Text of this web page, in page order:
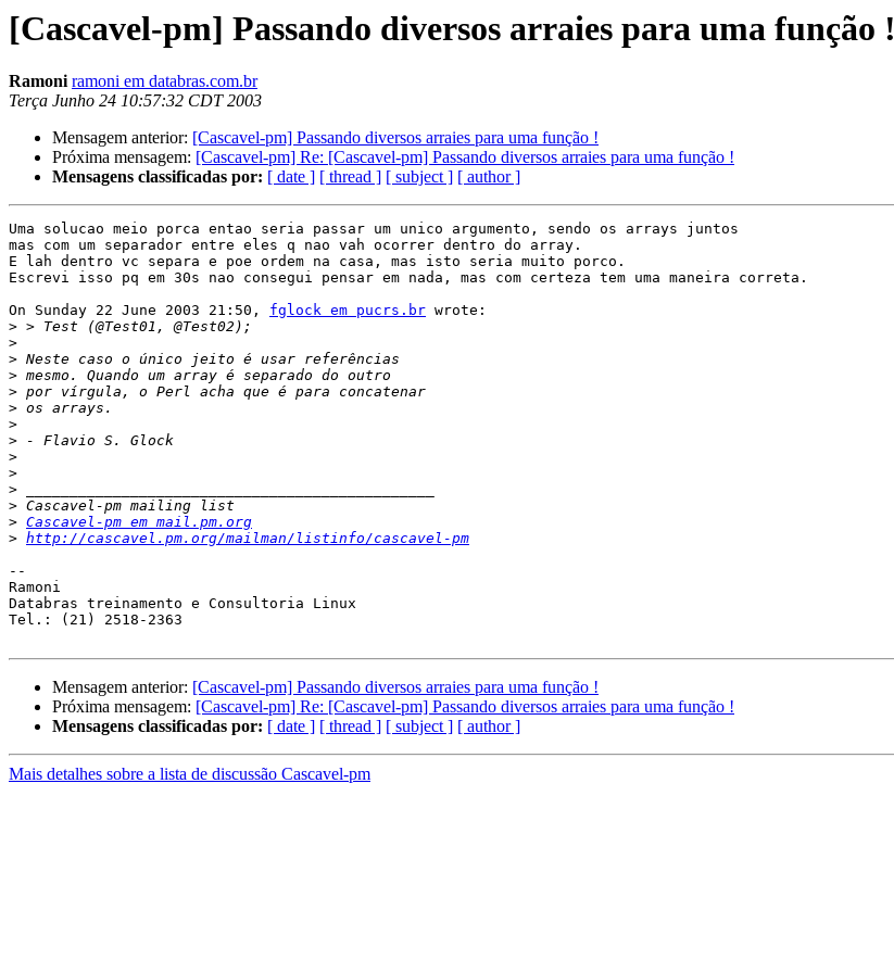
[Cascavel-pm] Passando diversos arraies para uma função !
Ramoni ramoni em databras.com.br
Terça Junho 24 10:57:32 CDT 2003
Mensagem anterior: [Cascavel-pm] Passando diversos arraies para uma função !
Próxima mensagem: [Cascavel-pm] Re: [Cascavel-pm] Passando diversos arraies para uma função !
Mensagens classificadas por: [ date ] [ thread ] [ subject ] [ author ]
Uma solucao meio porca entao seria passar um unico argumento, sendo os arrays juntos
mas com um separador entre eles q nao vah ocorrer dentro do array.
E lah dentro vc separa e poe ordem na casa, mas isto seria muito porco.
Escrevi isso pq em 30s nao consegui pensar em nada, mas com certeza tem uma maneira correta.
On Sunday 22 June 2003 21:50, fglock em pucrs.br wrote:
>
>
>
>
>
>
>
>
>
>
>
>
> Cascavel-pm em mail.pm.org
> http://cascavel.pm.org/mailman/listinfo/cascavel-pm
--
Ramoni
Databras treinamento e Consultoria Linux
Tel.: (21) 2518-2363
Mensagem anterior: [Cascavel-pm] Passando diversos arraies para uma função !
Próxima mensagem: [Cascavel-pm] Re: [Cascavel-pm] Passando diversos arraies para uma função !
Mensagens classificadas por: [ date ] [ thread ] [ subject ] [ author ]
Mais detalhes sobre a lista de discussão Cascavel-pm